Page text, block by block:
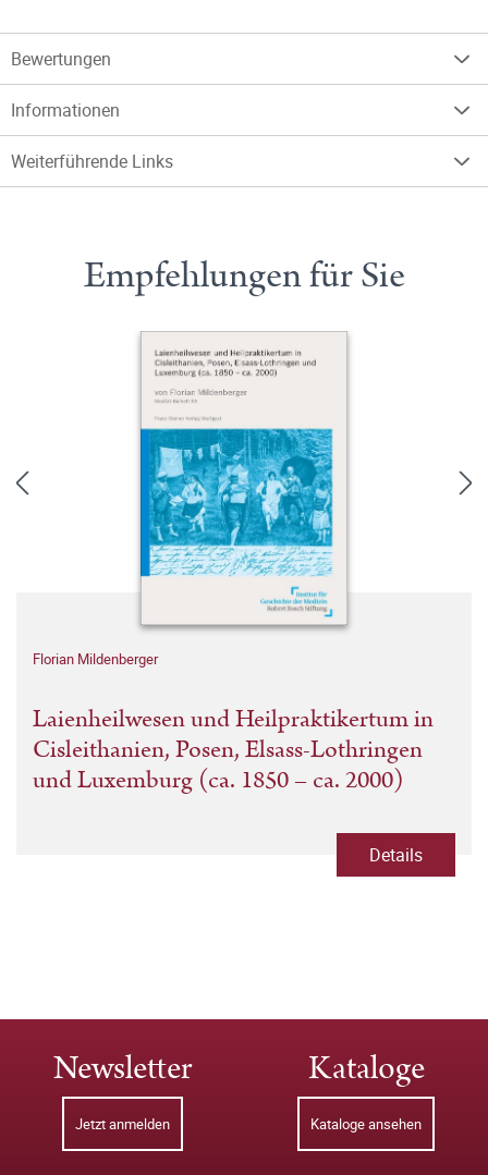
Bewertungen
Informationen
Weiterführende Links
Empfehlungen für Sie
Florian Mildenberger
Laienheilwesen und Heilpraktikertum in
Cisleithanien, Posen, Elsass-Lothringen
und Luxemburg (ca. 1850 – ca. 2000)
Details
Newsletter
Jetzt anmelden
Kataloge
Kataloge ansehen